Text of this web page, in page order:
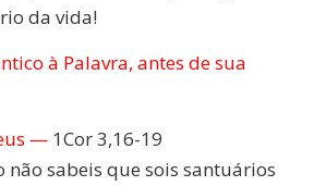
da vida!
à Palavra, antes de sua
—1Cor 3,16-19
não sabeis que sois santuários